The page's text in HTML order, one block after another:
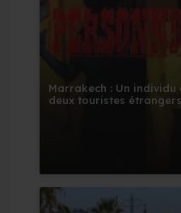
Marrakech : Un
deux touristes étrangers